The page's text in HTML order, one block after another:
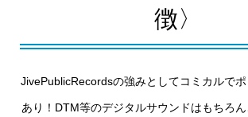
徴〉
JivePublicRecordsの強みとしてコミカルで
あり！DTM等のデジタルサウンドはもちろ